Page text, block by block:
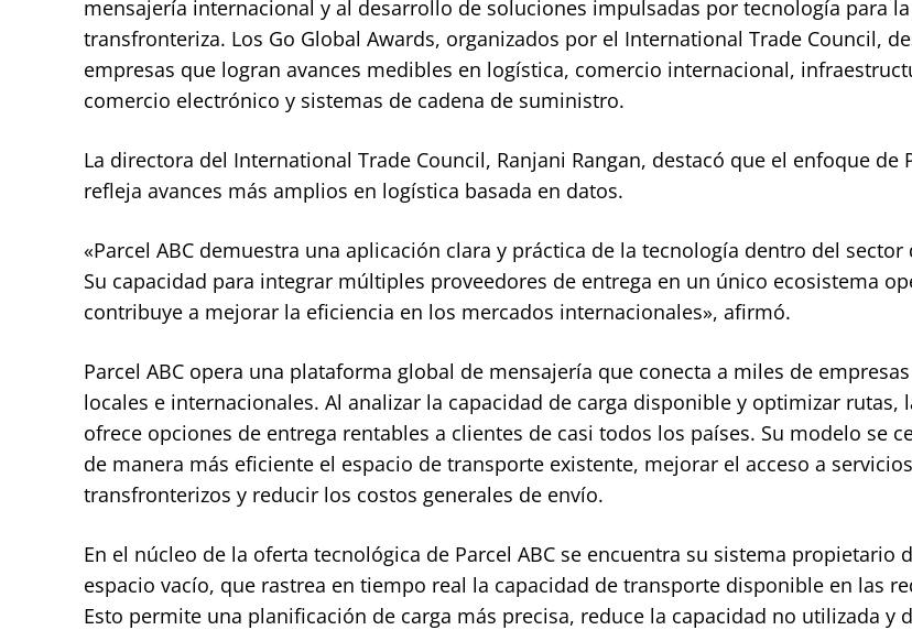
mensajería internacional y al desarrollo de soluciones impulsadas por tecnología para
transfronteriza. Los Go Global Awards, organizados por el International Trade Council,
empresas que logran avances medibles en logística, comercio internacional,
comercio electrónico y sistemas de cadena de suministro.
La directora del International Trade Council, Ranjani Rangan, destacó que el enfoque de
refleja avances más amplios en logística basada en datos.
«Parcel ABC demuestra una aplicación clara y práctica de la tecnología dentro del sector
Su capacidad para integrar múltiples proveedores de entrega en un único ecosistema
contribuye a mejorar la eficiencia en los mercados internacionales», afirmó.
Parcel ABC opera una plataforma global de mensajería que conecta a miles de
locales e internacionales. Al analizar la capacidad de carga disponible y optimizar rutas,
ofrece opciones de entrega rentables a clientes de casi todos los países. Su modelo se
de manera más eficiente el espacio de transporte existente, mejorar el acceso a servicios
transfronterizos y reducir los costos generales de envío.
En el núcleo de la oferta tecnológica de Parcel ABC se encuentra su sistema propietario
espacio vacío, que rastrea en tiempo real la capacidad de transporte disponible en las
Esto permite una planificación de carga más precisa, reduce la capacidad no utilizada y